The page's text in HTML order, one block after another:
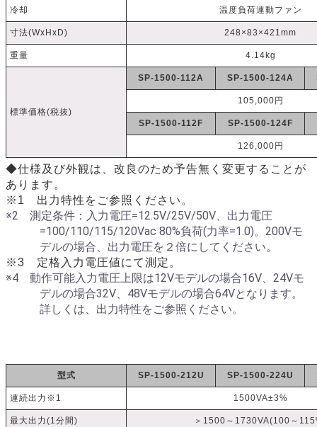
冷却 温度負荷連動ファン
寸法(WxHxD) 248×83×421mm
重量 4.14kg
標準価格(税抜)
SP-1500-112A SP-1500-124A
105,000円
SP-1500-112F SP-1500-124F
126,000円
◆仕様及び外観は、改良のため予告無く変更することが
あります。
※1 出力特性をご参照ください。
※2 測定条件：入力電圧=12.5V/25V/50V、出力電圧
=100/110/115/120Vac 80%負荷(力率=1.0)。200Vモ
デルの場合、出力電圧を２倍にしてください。
※3 定格入力電圧値にて測定。
※4 動作可能入力電圧上限は12Vモデルの場合16V、24Vモ
デルの場合32V、48Vモデルの場合64Vとなります。
詳しくは、出力特性をご参照ください。
型式 SP-1500-212U SP-1500-224U
連続出力※1 1500VA±3%
最大出力(1分間) ＞1500～1730VA(100～